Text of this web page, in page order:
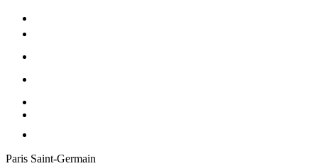
Paris Saint-Germain